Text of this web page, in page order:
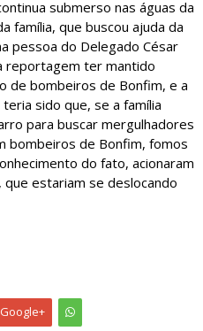
submerso nas águas da
família, que buscou ajuda da
pessoa do Delegado César
reportagem ter mantido
de bombeiros de Bonfim, e a
sido que, se a família
para buscar mergulhadores
bombeiros de Bonfim, fomos
do fato, acionaram
estariam se deslocando